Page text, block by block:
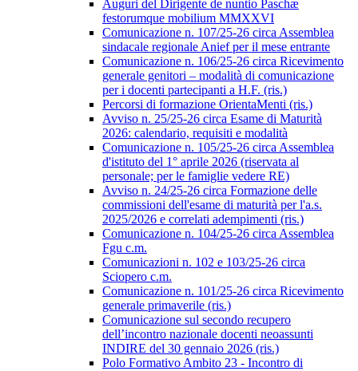
Auguri del Dirigente de nuntio Paschæ
festorumque mobilium MMXXVI
Comunicazione n. 107/25-26 circa Assemblea
sindacale regionale Anief per il mese entrante
Comunicazione n. 106/25-26 circa Ricevimento
generale genitori – modalità di comunicazione
per i docenti partecipanti a H.F. (ris.)
Percorsi di formazione OrientaMenti (ris.)
Avviso n. 25/25-26 circa Esame di Maturità
2026: calendario, requisiti e modalità
Comunicazione n. 105/25-26 circa Assemblea
d'istituto del 1° aprile 2026 (riservata al
personale; per le famiglie vedere RE)
Avviso n. 24/25-26 circa Formazione delle
commissioni dell'esame di maturità per l'a.s.
2025/2026 e correlati adempimenti (ris.)
Comunicazione n. 104/25-26 circa Assemblea
Fgu c.m.
Comunicazioni n. 102 e 103/25-26 circa
Sciopero c.m.
Comunicazione n. 101/25-26 circa Ricevimento
generale primaverile (ris.)
Comunicazione sul secondo recupero
dell’incontro nazionale docenti neoassunti
INDIRE del 30 gennaio 2026 (ris.)
Polo Formativo Ambito 23 - Incontro di